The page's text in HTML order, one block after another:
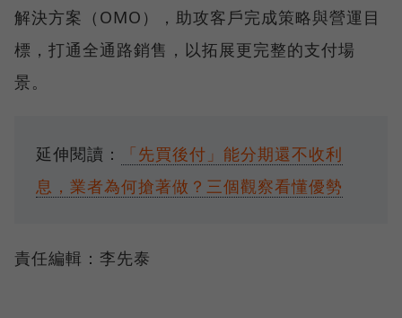
解決方案（OMO），助攻客戶完成策略與營運目
標，打通全通路銷售，以拓展更完整的支付場
景。
延伸閱讀：
「先買後付」能分期還不收利
息，業者為何搶著做？三個觀察看懂優勢
責任編輯：李先泰